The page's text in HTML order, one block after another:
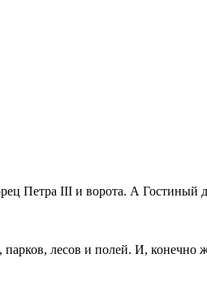
Петра III и ворота. А Гостиный
лесов и полей. И, конечно